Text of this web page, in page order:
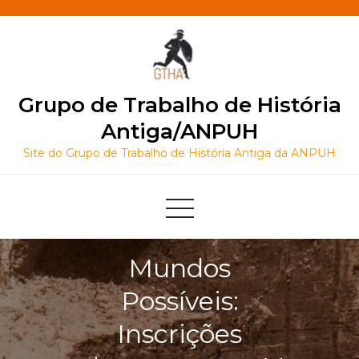
Grupo de Trabalho de História
Antiga/ANPUH
Site do Grupo de Trabalho de História Antiga da ANPUH
Mundos
Possíveis:
Inscrições